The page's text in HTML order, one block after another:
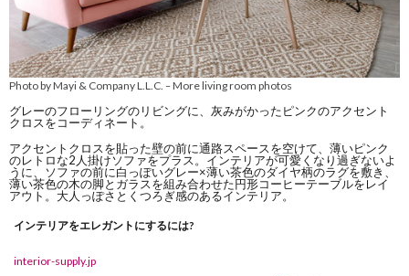
Photo by Mayi & Company L.L.C. –More living room photos
グレーのフローリングのリビングに、灰みがかったピンクのアクセント
クロスをコーディネート。
アクセントクロスを貼った壁の前に通路スペースを空けて、薄いピンク
のレトロな2人掛けソファをプラス。インテリアが可愛くなり過ぎないよ
うに、ソファの前に白っぽいグレー×薄い茶色のダイヤ柄のラグを敷き、
薄い茶色の木の脚とガラスを組み合わせた円形コーヒーテーブルをレイ
アウト。大人っぽさとくつろぎ感のあるインテリア。
インテリアをエレガントにするには?
interior-supply.jp